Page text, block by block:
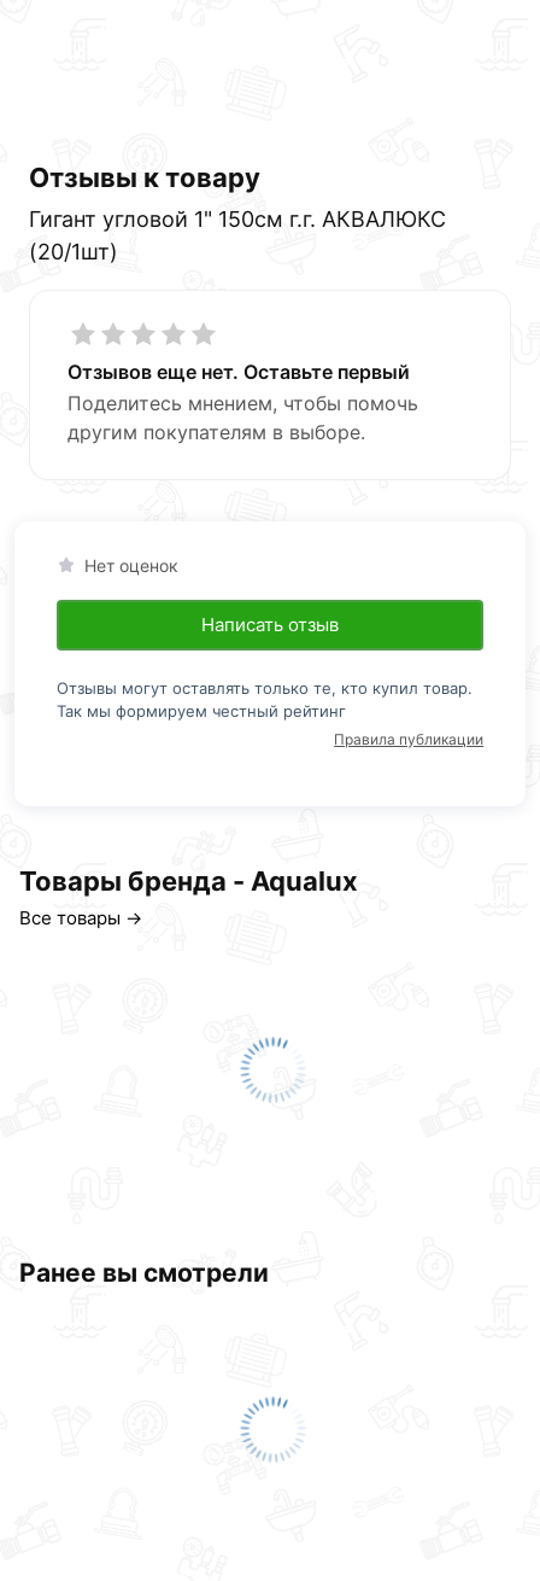
Отзывы к товару
Гигант угловой 1" 150см г.г. АКВАЛЮКС
(20/1шт)
Отзывов еще нет. Оставьте первый
Поделитесь мнением, чтобы помочь
другим покупателям в выборе.
Нет оценок
Написать отзыв
Отзывы могут оставлять только те, кто купил товар.
Так мы формируем честный рейтинг
Правила публикации
Товары бренда - Aqualux
Все товары →
Ранее вы смотрели